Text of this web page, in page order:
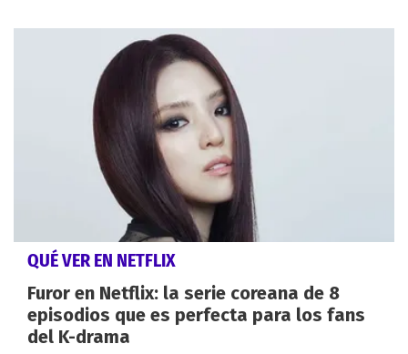
QUÉ VER EN NETFLIX
Furor en Netflix: la serie coreana de 8
episodios que es perfecta para los fans
del K-drama